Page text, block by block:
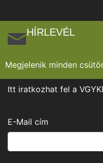
HÍRLEVÉL
Megjelenik minden
Itt iratkozhat fel a
E-Mail cím